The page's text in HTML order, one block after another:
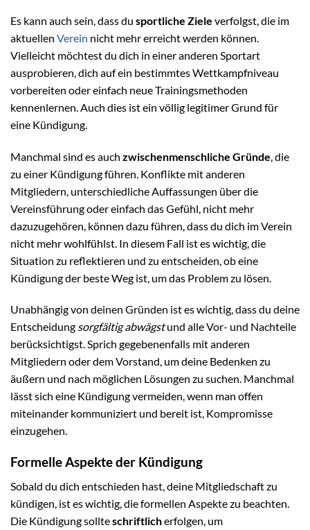
Es kann auch sein, dass du sportliche Ziele verfolgst, die im
aktuellen Verein nicht mehr erreicht werden können.
Vielleicht möchtest du dich in einer anderen Sportart
ausprobieren, dich auf ein bestimmtes Wettkampfniveau
vorbereiten oder einfach neue Trainingsmethoden
kennenlernen. Auch dies ist ein völlig legitimer Grund für
eine Kündigung.
Manchmal sind es auch zwischenmenschliche Gründe , die
zu einer Kündigung führen. Konflikte mit anderen
Mitgliedern, unterschiedliche Auffassungen über die
Vereinsführung oder einfach das Gefühl, nicht mehr
dazuzugehören, können dazu führen, dass du dich im Verein
nicht mehr wohlfühlst. In diesem Fall ist es wichtig, die
Situation zu reflektieren und zu entscheiden, ob eine
Kündigung der beste Weg ist, um das Problem zu lösen.
Unabhängig von deinen Gründen ist es wichtig, dass du deine
Entscheidung sorgfältig abwägstund alle Vor- und Nachteile
berücksichtigst. Sprich gegebenenfalls mit anderen
Mitgliedern oder dem Vorstand, um deine Bedenken zu
äußern und nach möglichen Lösungen zu suchen. Manchmal
lässt sich eine Kündigung vermeiden, wenn man offen
miteinander kommuniziert und bereit ist, Kompromisse
einzugehen.
Formelle Aspekte der Kündigung
Sobald du dich entschieden hast, deine Mitgliedschaft zu
kündigen, ist es wichtig, die formellen Aspekte zu beachten.
Die Kündigung sollteschriftlicherfolgen, um